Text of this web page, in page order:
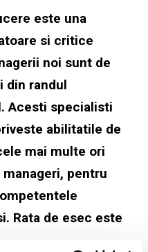
este una
si critice
noi sunt de
din randul
Acesti specialisti
abilitatile de
mai multe ori
pentru
Rata de esec este